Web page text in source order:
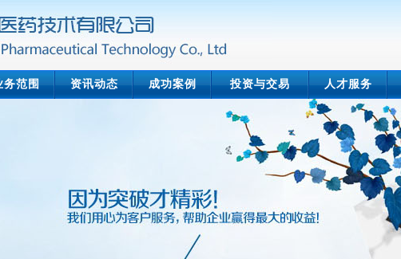
务范围 资讯动态 成功案例 投资与交易 人才服务